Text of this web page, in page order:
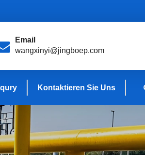
Email
wangxinyi@jingboep.com
Kontaktieren Sie Uns